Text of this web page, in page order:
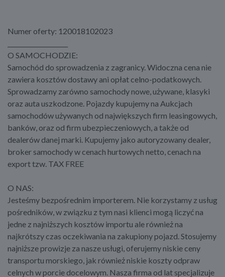
Numer oferty: 120018102023
O SAMOCHODZIE:
Samochód do sprowadzenia z zagranicy. Widoczna cena nie
zawiera kosztów dostawy ani opłat celno-podatkowych.
Sprowadzamy zarówno samochody nowe, używane, klasyki
oraz auta uszkodzone. Pojazdy kupujemy na Aukcjach
samochodów używanych od największych firm leasingowych,
banków, oraz od firm ubezpieczeniowych, a także od
dealerów danej marki. Kupujemy jako autoryzowany dealer,
broker samochody w cenach hurtowych netto, cenach na
export tzw. TAX FREE
O NAS:
Jesteśmy bezpośrednim importerem. Nie korzystamy z usług
pośredników, w związku z tym nasi klienci mogą liczyć na
jedne z najniższych kosztów importu ale również na
najkrótszy czas oczekiwania na zakupiony pojazd. Stosujemy
najniższe prowizje za nasze usługi, oferujemy niskie ceny
transportu morskiego, jak również niskie koszty odpraw
celnych w porcie docelowym. Nasza firma od lat specjalizuje